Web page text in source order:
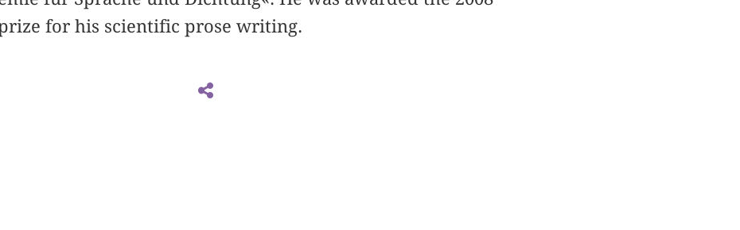
for his scientific prose writing.